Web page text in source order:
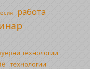
работа
технологии
технологии